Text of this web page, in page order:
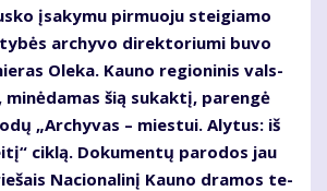
įsa­ky­mu pir­muo­ju stei­gia­mo
ar­chy­vo di­rek­to­riu­mi bu­vo
Ole­ka. Kau­no re­gio­ni­nis vals­
šią su­kak­tį, pa­ren­gė
„Archyvas – miestui. Alytus: iš
cik­lą. Do­ku­men­tų pa­ro­dos jau
Na­cio­na­li­nį Kau­no dra­mos te­